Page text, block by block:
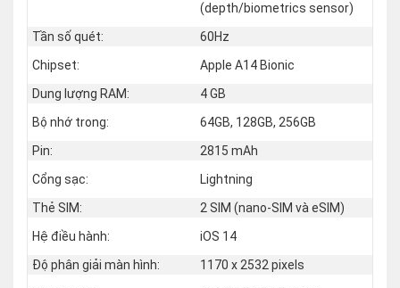
(depth/biometrics sensor)
Tần số quét:
60Hz
Chipset:
Apple A14 Bionic
Dung lượng RAM:
4 GB
Bộ nhớ trong:
64GB, 128GB, 256GB
Pin:
2815 mAh
Cổng sạc:
Lightning
Thẻ SIM:
2 SIM (nano‑SIM và eSIM)
Hệ điều hành:
iOS 14
Độ phân giải màn hình:
1170 x 2532 pixels